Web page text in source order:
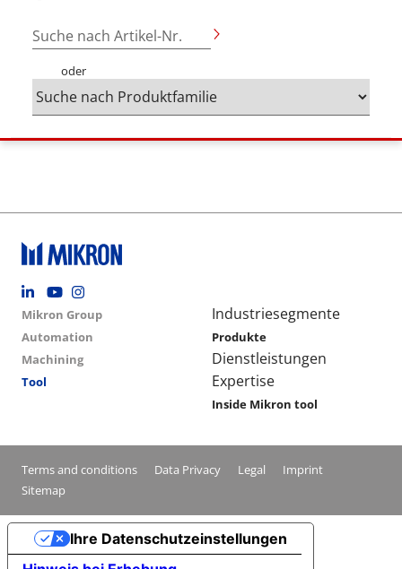
Suche nach Artikel-Nr.
oder
Footer social
Group menu
Mikron Group
Automation
Machining
Tool
Main navigation
Industriesegmente
Produkte
Dienstleistungen
Expertise
Inside Mikron tool
Conditions footer menu
Terms and conditions Data Privacy Legal
Imprint
Sitemap
Ihre Datenschutzeinstellungen